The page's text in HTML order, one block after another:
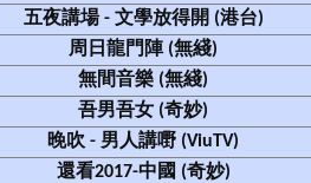
五夜講場 - 文學放得開 (港台)
周日龍門陣 (無綫)
無間音樂 (無綫)
吾男吾女 (奇妙)
晚吹 - 男人講嘢 (ViuTV)
還看2017-中國 (奇妙)